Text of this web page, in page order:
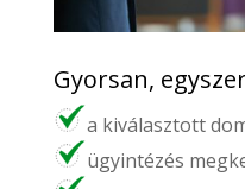
Gyorsan,
a kiválasztott
ügyintézés